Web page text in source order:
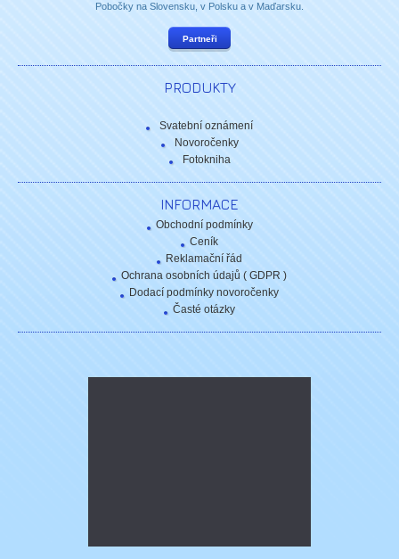
Pobočky na Slovensku, v Polsku a v Maďarsku.
Partneři
PRODUKTY
Svatební oznámení
Novoročenky
Fotokniha
INFORMACE
Obchodní podmínky
Ceník
Reklamační řád
Ochrana osobních údajů ( GDPR )
Dodací podmínky novoročenky
Časté otázky